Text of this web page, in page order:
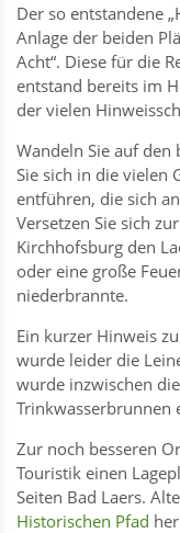
Der so entstandene
Anlage der beiden
Acht“. Diese für die
entstand bereits im
der vielen
Wandeln Sie auf den
Sie sich in die vielen
entführen, die sich
Versetzen Sie sich
Kirchhofsburg den
oder eine große
niederbrannte.
Ein kurzer Hinweis
wurde leider die
wurde inzwischen
Trinkwasserbrunnen
Zur noch besseren
Touristik einen
Seiten Bad Laers.
Historischen Pfad